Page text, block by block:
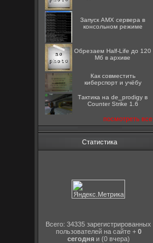
Запуск AMX сервера в
консольном режиме
Обрезаем Half-Life до 120
Мб в архиве
Как совместить
киберспорт и учёбу
Тактика на de_prodigy в
Counter Strike 1.6
посмотреть все
Статистика
Всего: 34335 зарегистрированных
пользователей на сайте + 0
сегодняи (0 вчера)